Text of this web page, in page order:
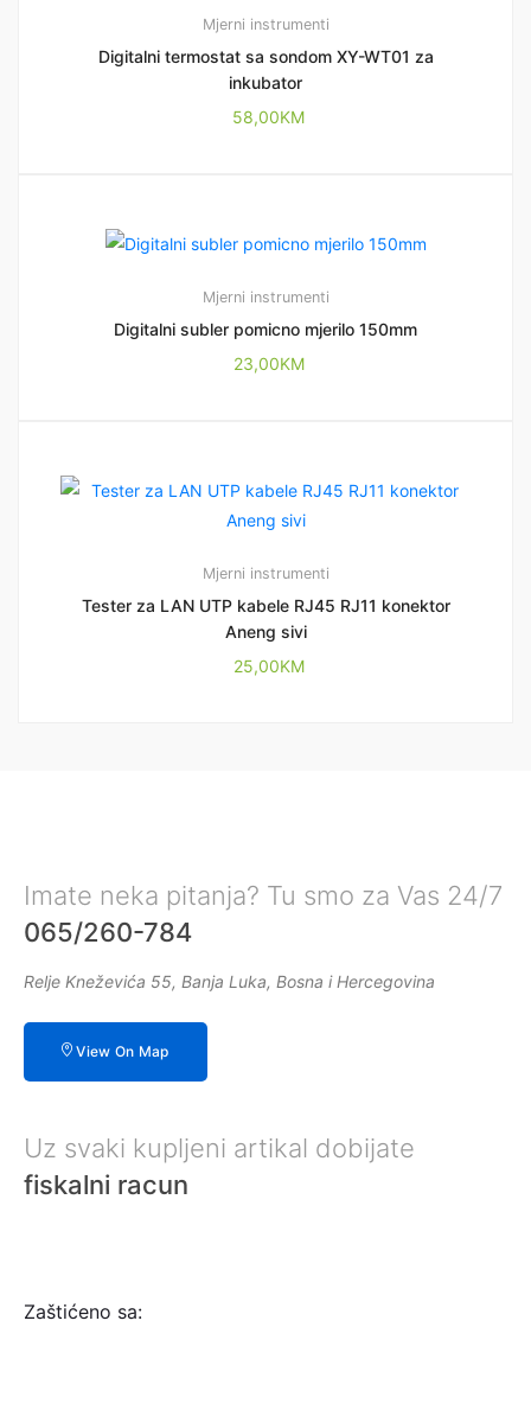
Mjerni instrumenti
Digitalni termostat sa sondom XY-WT01 za
inkubator
58,00KM
Mjerni instrumenti
Digitalni subler pomicno mjerilo 150mm
23,00KM
Mjerni instrumenti
Tester za LAN UTP kabele RJ45 RJ11 konektor
Aneng sivi
25,00KM
Imate neka pitanja? Tu smo za Vas 24/7
065/260-784
Relje Kneževića 55, Banja Luka, Bosna i Hercegovina
View On Map
Uz svaki kupljeni artikal dobijate
fiskalni racun
Zaštićeno sa: